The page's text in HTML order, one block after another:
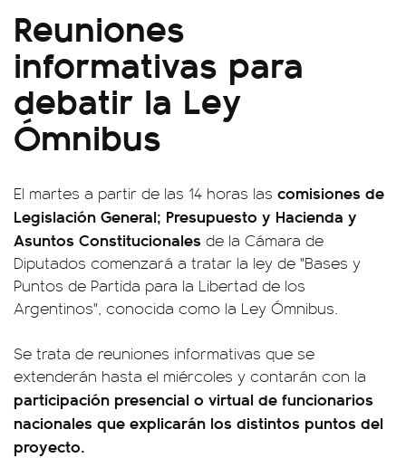
Reuniones
informativas para
debatir la Ley
Ómnibus
El martes a partir de las 14 horas las comisiones de
Legislación General; Presupuesto y Hacienda y
Asuntos Constitucionales de la Cámara de
Diputados comenzará a tratar la ley de "Bases y
Puntos de Partida para la Libertad de los
Argentinos", conocida como la Ley Ómnibus.
Se trata de reuniones informativas que se
extenderán hasta el miércoles y contarán con la
participación presencial o virtual de funcionarios
nacionales que explicarán los distintos puntos del
proyecto.